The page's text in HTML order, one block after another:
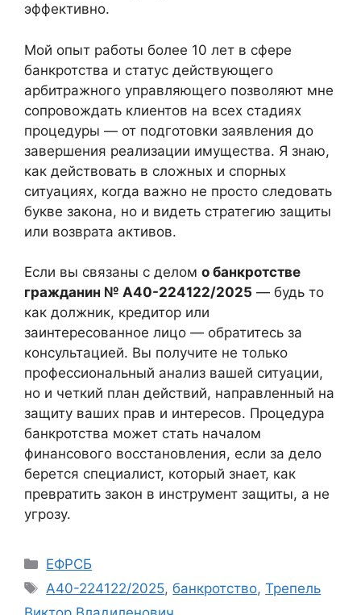
эффективно.
Мой опыт работы более 10 лет в сфере
банкротства и статус действующего
арбитражного управляющего позволяют мне
сопровождать клиентов на всех стадиях
процедуры — от подготовки заявления до
завершения реализации имущества. Я знаю,
как действовать в сложных и спорных
ситуациях, когда важно не просто следовать
букве закона, но и видеть стратегию защиты
или возврата активов.
Если вы связаны с делом о банкротстве
гражданин № А40-224122/2025 — будь то
как должник, кредитор или
заинтересованное лицо — обратитесь за
консультацией. Вы получите не только
профессиональный анализ вашей ситуации,
но и четкий план действий, направленный на
защиту ваших прав и интересов. Процедура
банкротства может стать началом
финансового восстановления, если за дело
берется специалист, который знает, как
превратить закон в инструмент защиты, а не
угрозу.
Рубрики
ЕФРСБ
Метки
А40-224122/2025,банкротство,Трепель